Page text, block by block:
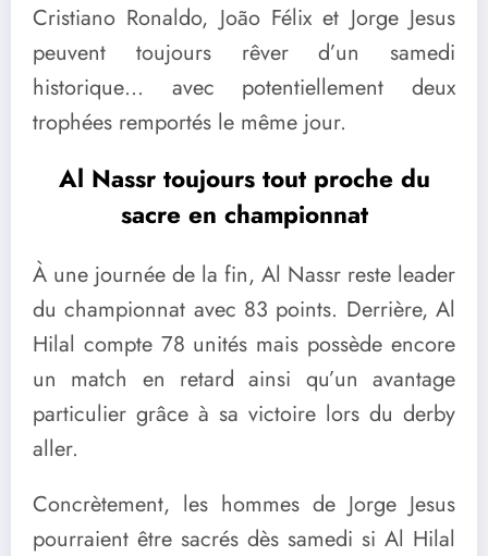
Cristiano Ronaldo, João Félix et Jorge Jesus
peuvent toujours rêver d’un samedi
historique… avec potentiellement deux
trophées remportés le même jour.
Al Nassr toujours tout proche du
sacre en championnat
À une journée de la fin, Al Nassr reste leader
du championnat avec 83 points. Derrière, Al
Hilal compte 78 unités mais possède encore
un match en retard ainsi qu’un avantage
particulier grâce à sa victoire lors du derby
aller.
Concrètement, les hommes de Jorge Jesus
pourraient être sacrés dès samedi si Al Hilal